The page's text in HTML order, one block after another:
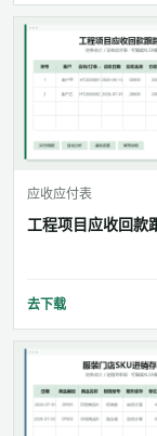
应收应付表
工程项目应收回款
去下载